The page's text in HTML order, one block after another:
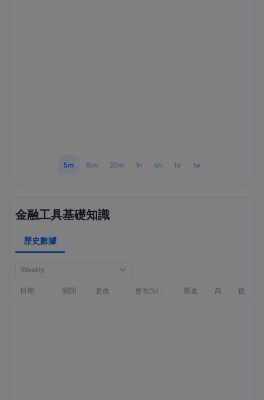
5m 15m 30m 1h 4h 1d 1w
金融工具基礎知識
歷史數據
Weekly
日期 關閉 更改 更改(%)： 開倉 高 低